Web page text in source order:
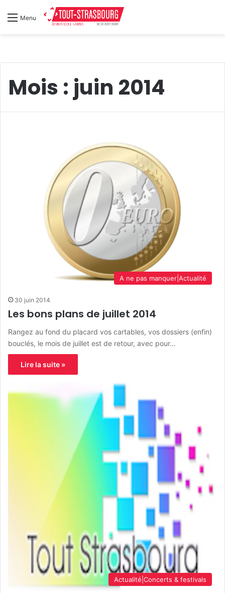
Menu
Mois : juin 2014
A ne pas manquer|Actualité
30 juin 2014
Les bons plans de juillet 2014
Rangez au fond du placard vos cartables, vos dossiers (enfin)
bouclés, le mois de juillet est de retour, avec pour…
Lire la suite »
Actualité|Concerts & festivals